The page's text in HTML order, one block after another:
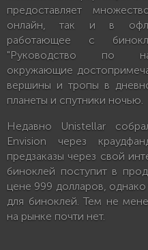
предоставляет
онлайн, так и в
работающее с
"Руководство по
окружающие
вершины и тропы в
планеты и спутники ночью.
Недавно Unistellar
Envision через
предзаказы через свой
биноклей поступит в
цене 999 долларов,
для биноклей. Тем не
на рынке почти нет.